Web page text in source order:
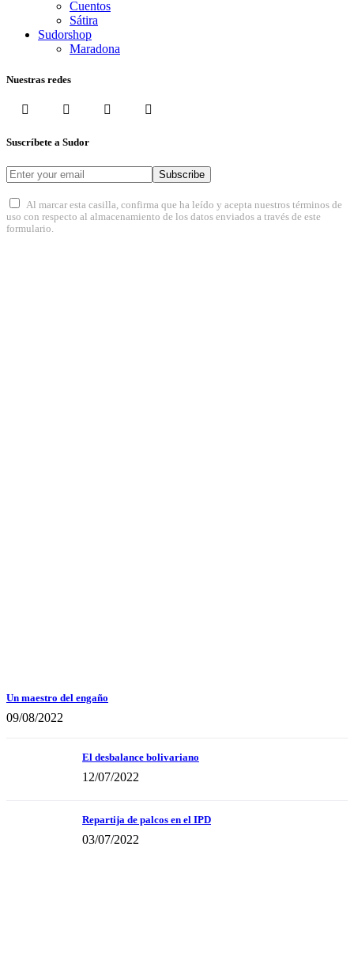
Cuentos
Sátira
Sudorshop
Maradona
Nuestras redes
Suscríbete a Sudor
Subscribe
Al marcar esta casilla, confirma que ha leído y acepta nuestros términos de
uso con respecto al almacenamiento de los datos enviados a través de este
formulario.
Un maestro del engaño
09/08/2022
El desbalance bolivariano
12/07/2022
Repartija de palcos en el IPD
03/07/2022